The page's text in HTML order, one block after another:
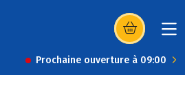
(s’ouvre dans
Prochaine ouverture à 09:00